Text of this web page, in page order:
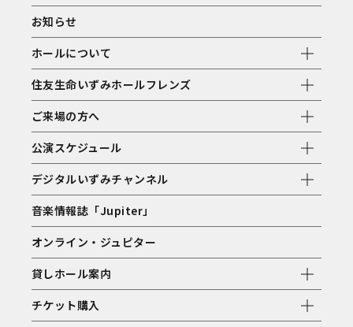
お知らせ
ホールについて
住友生命いずみホールフレンズ
ご来場の方へ
公演スケジュール
デジタルいずみチャンネル
音楽情報誌「Jupiter」
オンライン・ジュピター
貸しホール案内
チケット購入